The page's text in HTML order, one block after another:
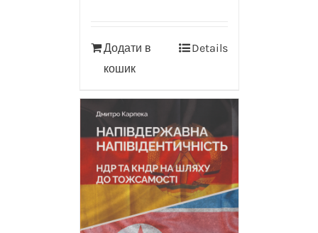
Додати в
кошик
Details